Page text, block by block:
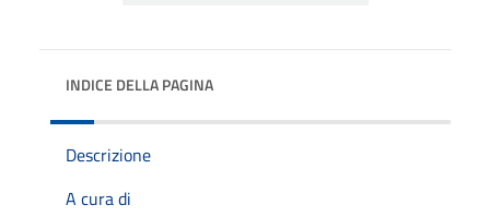
INDICE DELLA PAGINA
Descrizione
A cura di